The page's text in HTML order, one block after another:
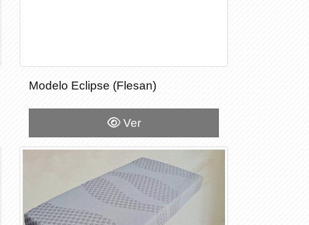
Modelo Eclipse (Flesan)
Modelo Eclipse (Flesan)
Ver